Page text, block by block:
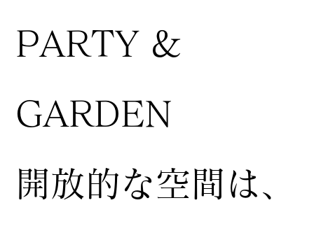
PARTY &
GARDEN
開放的な空間は、